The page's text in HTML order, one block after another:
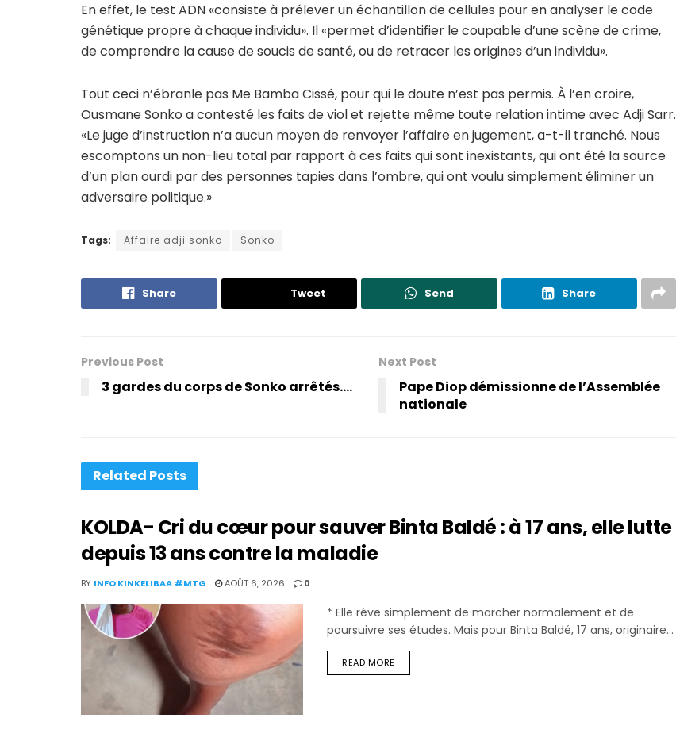
En effet, le test ADN «consiste à prélever un échantillon de cellules pour en analyser le code
génétique propre à chaque individu». Il «permet d’identifier le coupable d’une scène de crime,
de comprendre la cause de soucis de santé, ou de retracer les origines d’un individu».
Tout ceci n’ébranle pas Me Bamba Cissé, pour qui le doute n’est pas permis. À l’en croire,
Ousmane Sonko a contesté les faits de viol et rejette même toute relation intime avec Adji Sarr.
«Le juge d’instruction n’a aucun moyen de renvoyer l’affaire en jugement, a-t-il tranché. Nous
escomptons un non-lieu total par rapport à ces faits qui sont inexistants, qui ont été la source
d’un plan ourdi par des personnes tapies dans l’ombre, qui ont voulu simplement éliminer un
adversaire politique.»
Tags: Affaire adji sonko Sonko
Share Tweet Send Share
Previous Post
3 gardes du corps de Sonko arrêtés….
Next Post
Pape Diop démissionne de l’Assemblée
nationale
Related Posts
KOLDA- Cri du cœur pour sauver Binta Baldé : à 17 ans, elle lutte
depuis 13 ans contre la maladie
BY INFO KINKELIBAA #MTG AOÛT 6, 2026 0
* Elle rêve simplement de marcher normalement et de
poursuivre ses études. Mais pour Binta Baldé, 17 ans, originaire...
READ MORE